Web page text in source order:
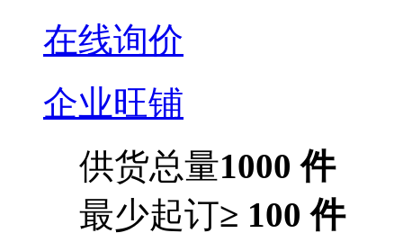
在线询价
企业旺铺
供货总量1000 件
最少起订≥ 100 件